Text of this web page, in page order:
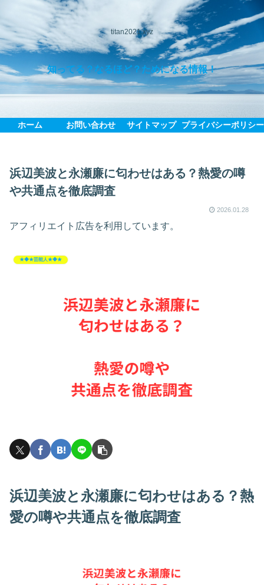
titan2021.xyz
知ってる？なるほど？ためになる情報！
ホーム お問い合わせ サイトマップ プライバシーポリシー
浜辺美波と永瀬廉に匂わせはある？熱愛の噂
や共通点を徹底調査
2026.01.28
アフィリエイト広告を利用しています。
★◆★芸能人★◆★
浜辺美波と永瀬廉に匂わせはある？熱
愛の噂や共通点を徹底調査